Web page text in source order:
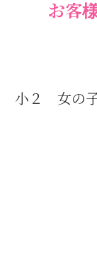
お客
小２ 女の